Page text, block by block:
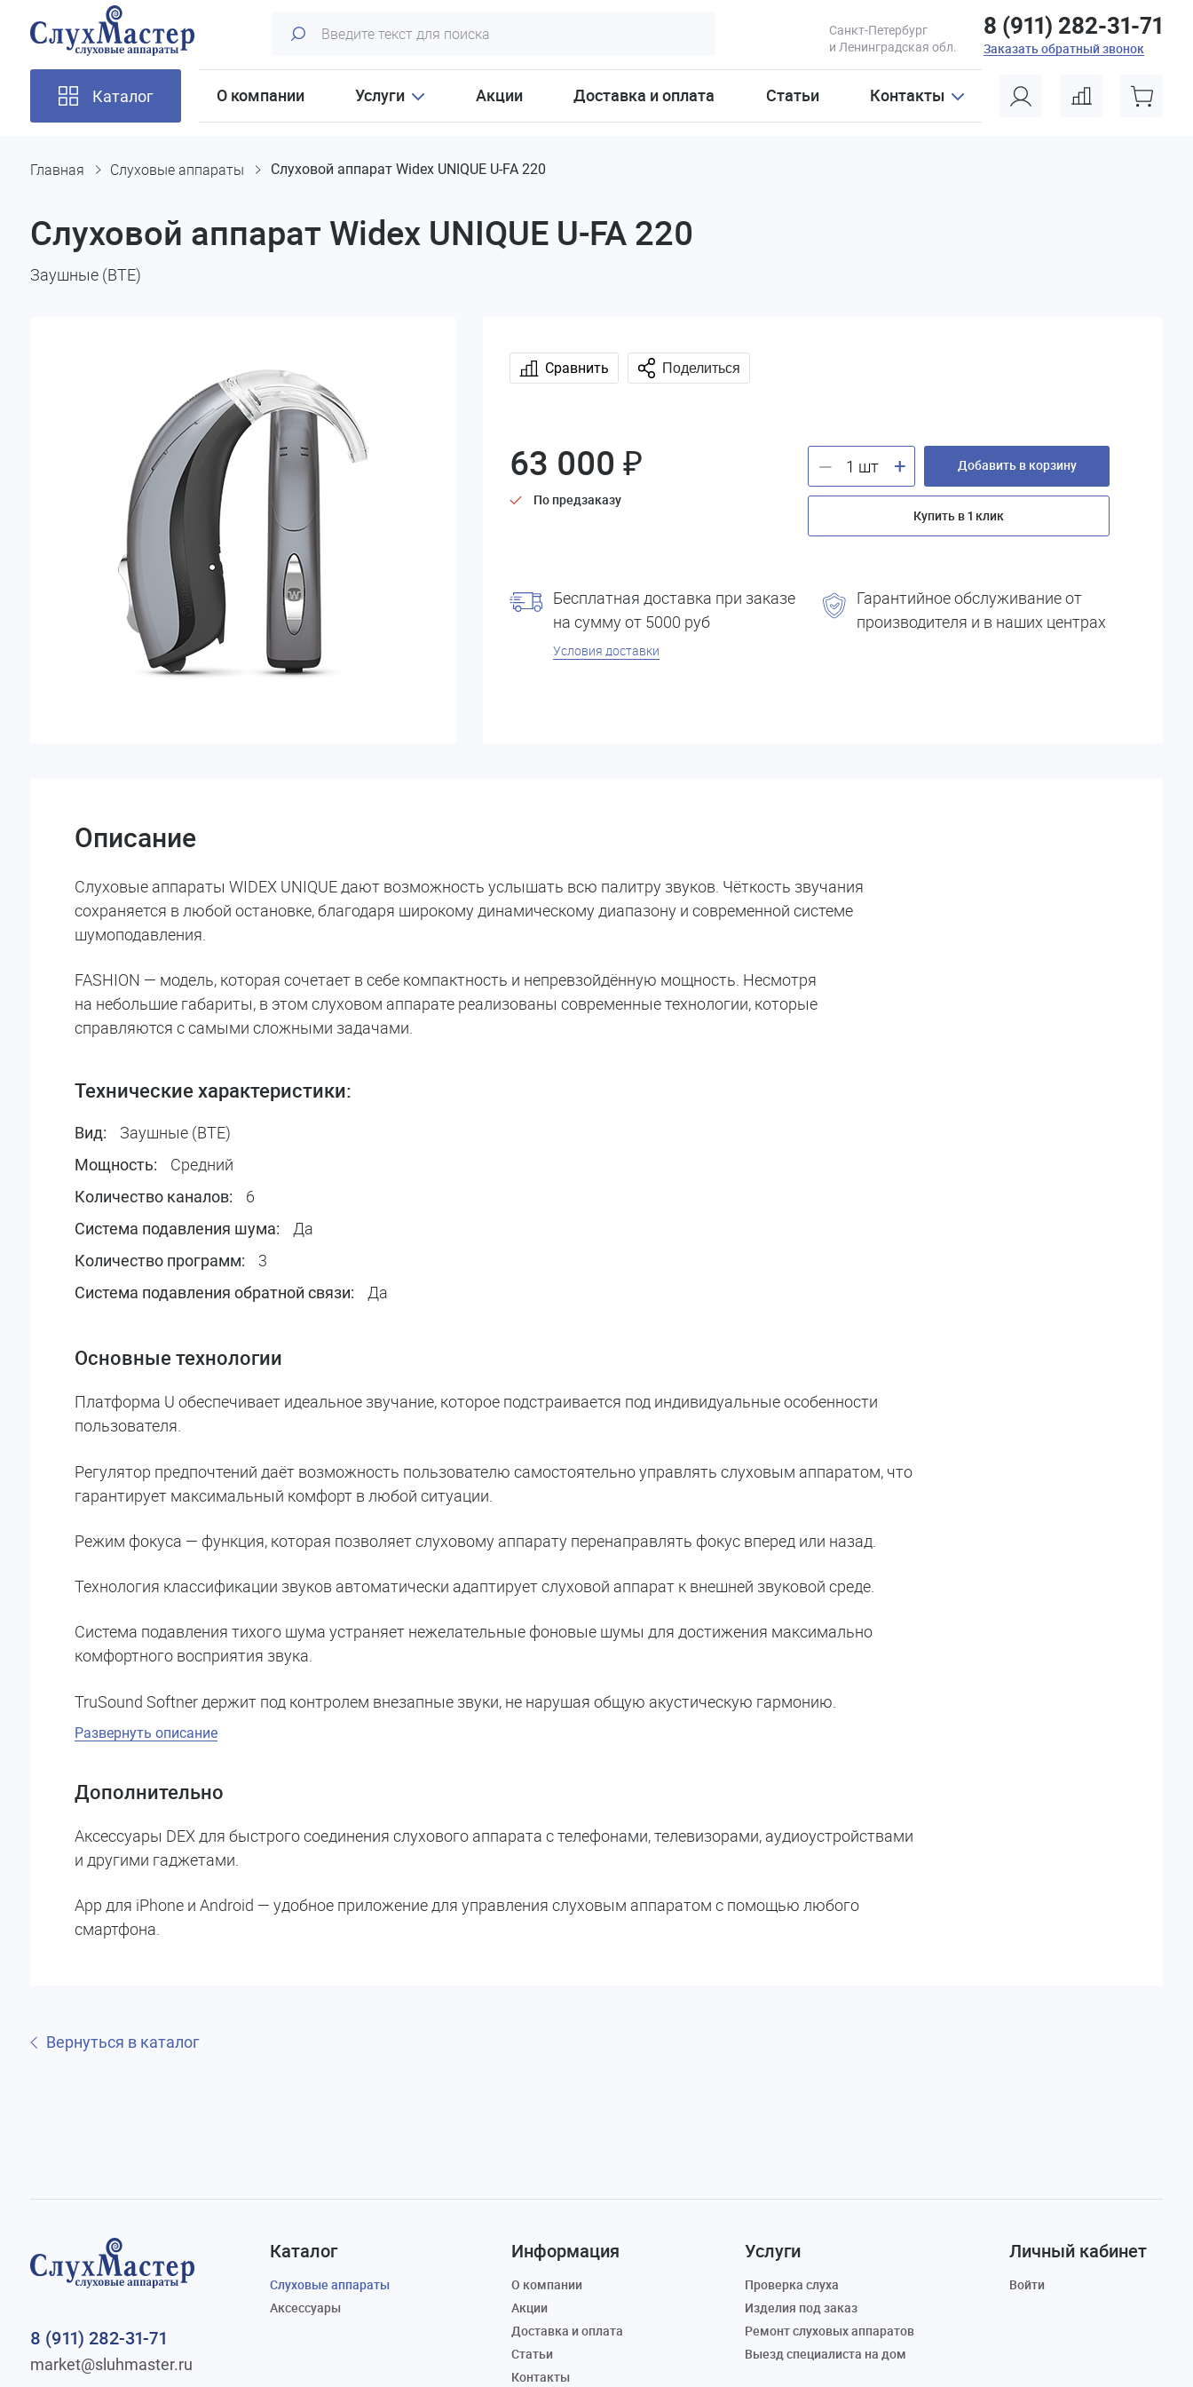
Санкт-Петербург
и Ленинградская обл.
8 (911) 282-31-71
Заказать обратный звонок
Каталог О компании Услуги Акции Доставка и оплата Статьи Контакты
Главная Слуховые аппараты Слуховой аппарат Widex UNIQUE U-FA 220
Слуховой аппарат Widex UNIQUE U-FA 220
Заушные (BTE)
Сравнить
63 000 ₽
По предзаказу
— + Добавить в корзину
Купить в 1 клик
Бесплатная доставка при заказе
на сумму от 5000 руб
Условия доставки
Гарантийное обслуживание от
производителя и в наших центрах
Описание
Слуховые аппараты WIDEX UNIQUE дают возможность услышать всю палитру звуков. Чёткость звучания
сохраняется в любой остановке, благодаря широкому динамическому диапазону и современной системе
шумоподавления.
FASHION — модель, которая сочетает в себе компактность и непревзойдённую мощность. Несмотря
на небольшие габариты, в этом слуховом аппарате реализованы современные технологии, которые
справляются с самыми сложными задачами.
Технические характеристики:
Вид: Заушные (BTE)
Мощность: Средний
Количество каналов: 6
Система подавления шума: Да
Количество программ: 3
Система подавления обратной связи: Да
Основные технологии
Платформа U обеспечивает идеальное звучание, которое подстраивается под индивидуальные особенности
пользователя.
Регулятор предпочтений даёт возможность пользователю самостоятельно управлять слуховым аппаратом, что
гарантирует максимальный комфорт в любой ситуации.
Режим фокуса — функция, которая позволяет слуховому аппарату перенаправлять фокус вперед или назад.
Технология классификации звуков автоматически адаптирует слуховой аппарат к внешней звуковой среде.
Система подавления тихого шума устраняет нежелательные фоновые шумы для достижения максимально
комфортного восприятия звука.
TruSound Softner держит под контролем внезапные звуки, не нарушая общую акустическую гармонию.
Развернуть описание
Дополнительно
Аксессуары DEX для быстрого соединения слухового аппарата с телефонами, телевизорами, аудиоустройствами
и другими гаджетами.
App для iPhone и Android — удобное приложение для управления слуховым аппаратом с помощью любого
смартфона.
Вернуться в каталог
8 (911) 282-31-71
market@sluhmaster.ru
Каталог
Слуховые аппараты
Аксессуары
Информация
О компании
Акции
Доставка и оплата
Статьи
Контакты
Услуги
Проверка слуха
Изделия под заказ
Ремонт слуховых аппаратов
Выезд специалиста на дом
Личный кабинет
Войти